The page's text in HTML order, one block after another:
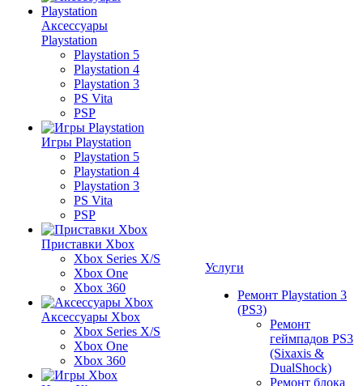
Аксессуары
Playstation
Playstation 5
Playstation 4
Playstation 3
PS Vita
PSP
Игры Playstation
Playstation 5
Playstation 4
Playstation 3
PS Vita
PSP
Приставки Xbox
Xbox Series X/S
Xbox One
Xbox 360
Аксессуары Xbox
Xbox Series X/S
Xbox One
Xbox 360
Услуги
Ремонт Playstation 3
(PS3)
Ремонт
геймпадов PS3
(Sixaxis &
DualShock)
Ремонт блока